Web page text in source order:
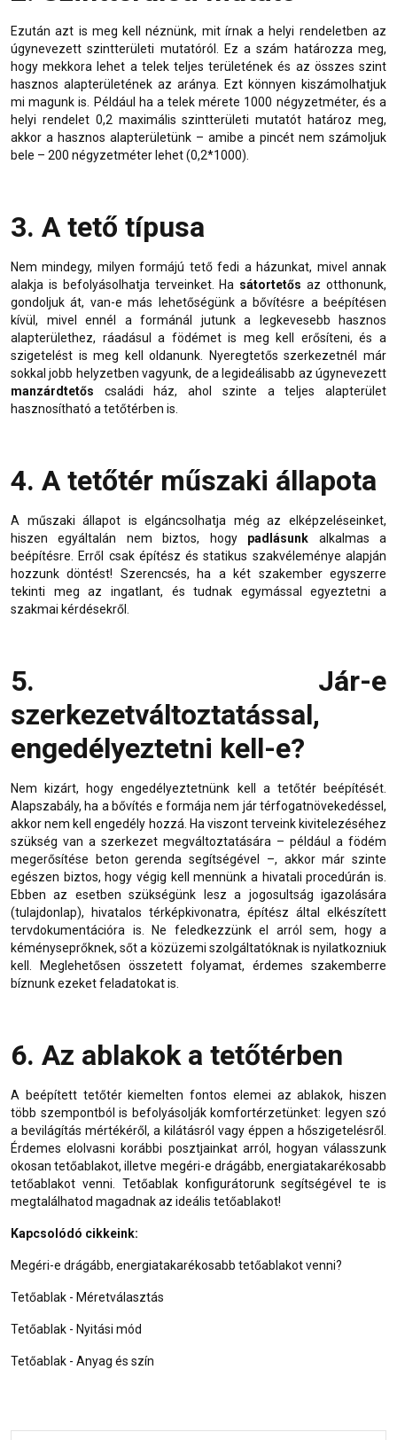
Ezután azt is meg kell néznünk, mit írnak a helyi rendeletben az
úgynevezett szintterületi mutatóról. Ez a szám határozza meg,
hogy mekkora lehet a telek teljes területének és az összes szint
hasznos alapterületének az aránya. Ezt könnyen kiszámolhatjuk
mi magunk is. Például ha a telek mérete 1000 négyzetméter, és a
helyi rendelet 0,2 maximális szintterületi mutatót határoz meg,
akkor a hasznos alapterületünk – amibe a pincét nem számoljuk
bele – 200 négyzetméter lehet (0,2*1000).
3. A tető típusa
Nem mindegy, milyen formájú tető fedi a házunkat, mivel annak
alakja is befolyásolhatja terveinket. Ha sátortetős az otthonunk,
gondoljuk át, van-e más lehetőségünk a bővítésre a beépítésen
kívül, mivel ennél a formánál jutunk a legkevesebb hasznos
alapterülethez, ráadásul a födémet is meg kell erősíteni, és a
szigetelést is meg kell oldanunk. Nyeregtetős szerkezetnél már
sokkal jobb helyzetben vagyunk, de a legideálisabb az úgynevezett
manzárdtetős családi ház, ahol szinte a teljes alapterület
hasznosítható a tetőtérben is.
4. A tetőtér műszaki állapota
A műszaki állapot is elgáncsolhatja még az elképzeléseinket,
hiszen egyáltalán nem biztos, hogy padlásunk alkalmas a
beépítésre. Erről csak építész és statikus szakvéleménye alapján
hozzunk döntést! Szerencsés, ha a két szakember egyszerre
tekinti meg az ingatlant, és tudnak egymással egyeztetni a
szakmai kérdésekről.
5. Jár-e
szerkezetváltoztatással,
engedélyeztetni kell-e?
Nem kizárt, hogy engedélyeztetnünk kell a tetőtér beépítését.
Alapszabály, ha a bővítés e formája nem jár térfogatnövekedéssel,
akkor nem kell engedély hozzá. Ha viszont terveink kivitelezéséhez
szükség van a szerkezet megváltoztatására – például a födém
megerősítése
beton gerenda segítségével –, akkor már szinte
egészen biztos, hogy végig kell mennünk a hivatali procedúrán is.
Ebben az esetben szükségünk lesz a jogosultság igazolására
(tulajdonlap), hivatalos térképkivonatra, építész által elkészített
tervdokumentációra is. Ne feledkezzünk el arról sem, hogy a
kéményseprőknek, sőt a közüzemi szolgáltatóknak is nyilatkozniuk
kell. Meglehetősen összetett folyamat, érdemes szakemberre
bíznunk ezeket feladatokat is.
6. Az ablakok a tetőtérben
A beépített tetőtér kiemelten fontos elemei azablakok, hiszen
több szempontból is befolyásolják komfortérzetünket: legyen szó
a bevilágítás mértékéről, a kilátásról vagy éppen a hőszigetelésről.
Érdemes elolvasni korábbi posztjainkat arról, hogyan válasszunk
okosan tetőablakot, illetve megéri-e drágább, energiatakarékosabb
tetőablakot venni. Tetőablak konfigurátorunksegítségével te is
megtalálhatod magadnak az ideális tetőablakot!
Kapcsolódó cikkeink:
Megéri-e drágább, energiatakarékosabb tetőablakot venni?
Tetőablak - Méretválasztás
Tetőablak - Nyitási mód
Tetőablak - Anyag és szín